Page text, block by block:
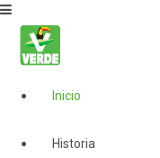
Inicio
Historia